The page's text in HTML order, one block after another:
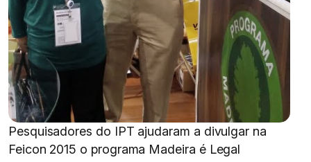
Pesquisadores do IPT ajudaram a divulgar na
Feicon 2015 o programa Madeira é Legal